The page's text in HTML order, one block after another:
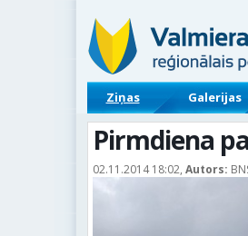
Ziņas Galerijas
Pirmdiena
02.11.2014 18:02, Autors: